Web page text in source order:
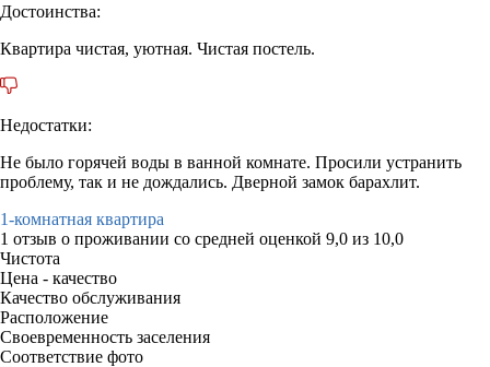
Достоинства:
Квартира чистая, уютная. Чистая постель.
Недостатки:
Не было горячей воды в ванной комнате. Просили устранить
проблему, так и не дождались. Дверной замок барахлит.
1-комнатная квартира
1 отзыв о проживании со средней оценкой 9,0 из 10,0
Чистота
Цена - качество
Качество обслуживания
Расположение
Своевременность заселения
Соответствие фото